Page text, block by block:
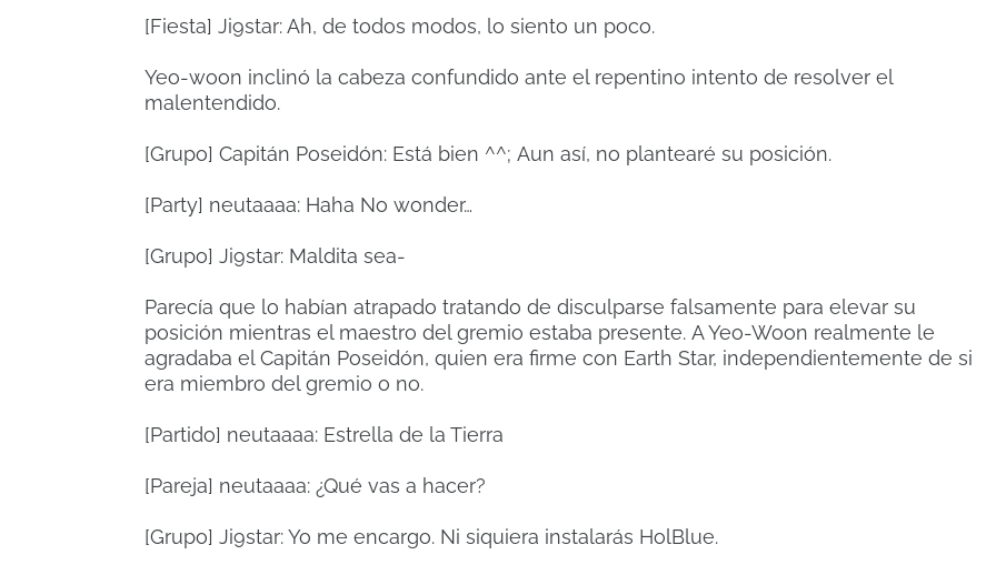
[Fiesta] Ji9star: Ah, de todos modos, lo siento un poco.
Yeo-woon inclinó la cabeza confundido ante el repentino intento de resolver el
malentendido.
[Grupo] Capitán Poseidón: Está bien ^^; Aun así, no plantearé su posición.
[Party] neutaaaa: Haha No wonder…
[Grupo] Ji9star: Maldita sea-
Parecía que lo habían atrapado tratando de disculparse falsamente para elevar su
posición mientras el maestro del gremio estaba presente. A Yeo-Woon realmente le
agradaba el Capitán Poseidón, quien era firme con Earth Star, independientemente de si
era miembro del gremio o no.
[Partido] neutaaaa: Estrella de la Tierra
[Pareja] neutaaaa: ¿Qué vas a hacer?
[Grupo] Ji9star: Yo me encargo. Ni siquiera instalarás HolBlue.